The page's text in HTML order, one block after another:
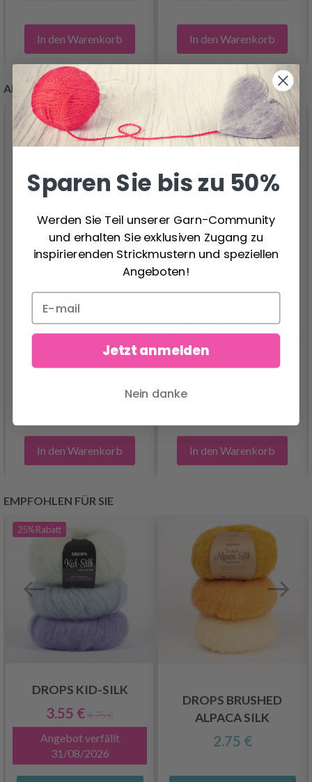
In den Warenkorb In den Warenkorb
ANDERE KUNDEN KAUFTEN AUCH
MASKENMARKER,
OFFENE RINGE, 20-TLG
In den Warenkorb
ROSA, 20 MM, 5 STÜCK
In den Warenkorb
EMPFOHLEN FÜR SIE
25%Rabatt
DROPS KID-SILK
3.55 €4.75 €
Angebot verfällt
31/08/2026
DROPS BRUSHED
ALPACA SILK
2.75 €
Sparen Sie bis zu 50%
Werden Sie Teil unserer Garn-Community
und erhalten Sie exklusiven Zugang zu
inspirierenden Strickmustern und speziellen
Angeboten!
Jetzt anmelden
Nein danke